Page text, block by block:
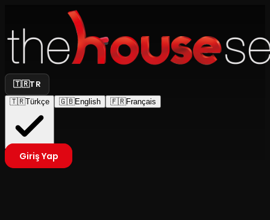
🇹🇷TR
🇹🇷Türkçe 🇬🇧English 🇫🇷Français
Giriş Yap